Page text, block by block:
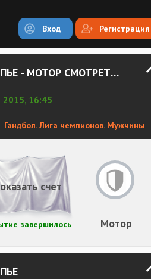
Вход Регистрация
МЕТАЛЛУРГ СКОПЬЕ - МОТОР СМОТРЕТЬ ОНЛАЙН
2015, 16:45
Гандбол. Лига чемпионов. Мужчины
Мотор
завершилось
счет